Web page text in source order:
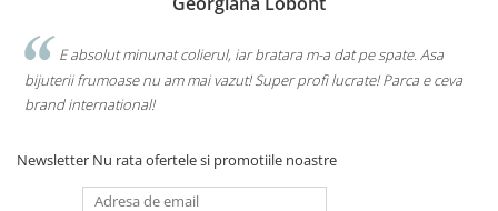
E absolut minunat colierul, iar bratara m-a dat pe spate. Asa
bijuterii frumoase nu am mai vazut! Super profi lucrate! Parca e ceva
brand international!
Newsletter Nu rata ofertele si promotiile noastre